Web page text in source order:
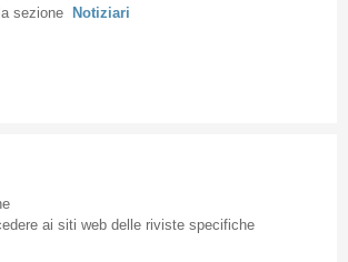
sezione Notiziari
ai siti web delle riviste specifiche